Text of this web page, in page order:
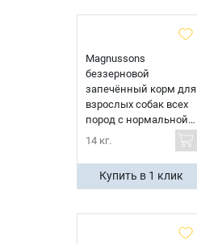
Magnussons
беззерновой
запечённый корм для
взрослых собак всех
пород с нормальной
активностью с
14 кг.
Купить в 1 клик